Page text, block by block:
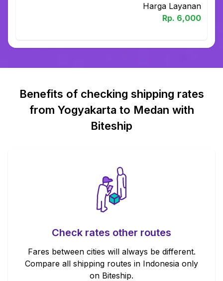
Harga Layanan
Rp. 6,000
Benefits of checking shipping rates
from Yogyakarta to Medan with
Biteship
Check rates other routes
Fares between cities will always be different.
Compare all shipping routes in Indonesia only
on Biteship.